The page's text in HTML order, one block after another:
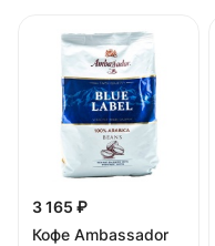
3 165 ₽
Кофе Ambassador